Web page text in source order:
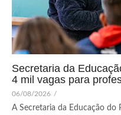
Secretaria da
4 mil vagas para
06/08/2026 /
A Secretaria da Educação do